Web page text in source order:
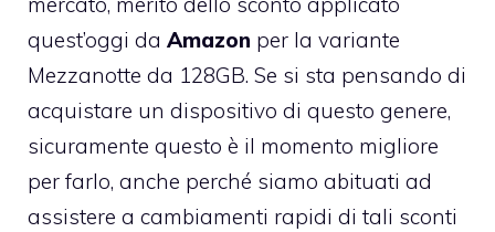
quest’oggi da Amazon per la variante
Mezzanotte da 128GB. Se si sta pensando di
acquistare un dispositivo di questo genere,
sicuramente questo è il momento migliore
per farlo, anche perché siamo abituati ad
assistere a cambiamenti rapidi di tali sconti